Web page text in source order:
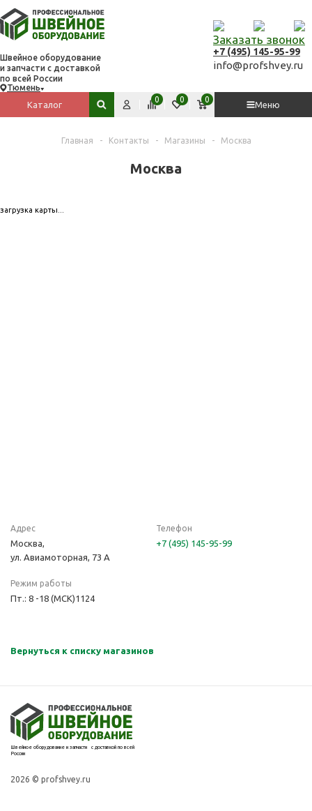
Швейное оборудование
и запчасти с доставкой
по всей России
Тюмень
Заказать звонок
+7 (495) 145-95-99
info@profshvey.ru
Каталог
Меню
Поиск по сайту
Сравнить
0 Избранное
0 Корзина
0
Главная - Контакты - Магазины - Москва
Москва
загрузка карты...
Адрес
Москва,
ул. Авиамоторная, 73 А
Телефон
+7 (495) 145-95-99
Режим работы
Пт.: 8 -18 (МСК)1124
Вернуться к списку магазинов
Швейное оборудование и запчасти с доставкой по всей
России
2026 © profshvey.ru